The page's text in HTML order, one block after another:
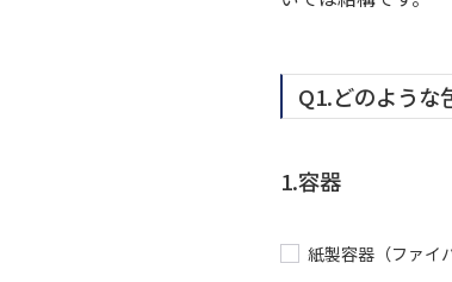
Q1.どのような
1.容器
紙製容器（ファイ